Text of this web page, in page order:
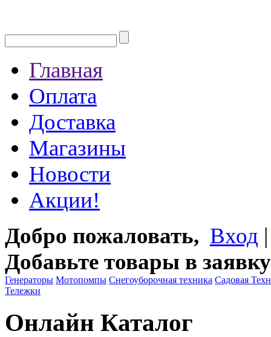
Главная
Оплата
Доставка
Магазины
Новости
Акции!
Добро пожаловать, Вход
Добавьте товары в заявку
Генераторы Мотопомпы Снегоуборочная техника Садовая
Тележки
Онлайн Каталог